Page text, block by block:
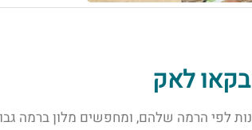
לפי הרמה שלהם, ומחפשים מלון ברמה